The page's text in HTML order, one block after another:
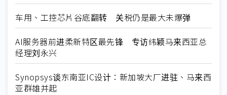
车用、工控芯片谷底翻转 关税仍是最大未爆弹
AI服务器前进柔新特区最先锋 专访纬颖马来西亚总
经理刘永兴
Synopsys谈东南亚IC设计：新加坡大厂进驻、马来西
亚群雄并起